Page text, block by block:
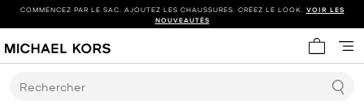
COMMENCEZ PAR LE SAC. AJOUTEZ LES CHAUSSURES. CRÉEZ LE LOOK. VOIR LES
NOUVEAUTÉS
Mon
Rechercher